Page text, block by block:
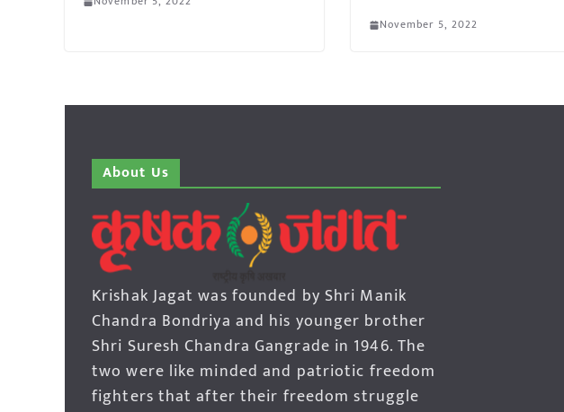
November 5, 2022
About Us
Krishak Jagat was founded by Shri Manik
Chandra Bondriya and his younger brother
Shri Suresh Chandra Gangrade in 1946. The
two were like minded and patriotic freedom
fighters that after their freedom struggle